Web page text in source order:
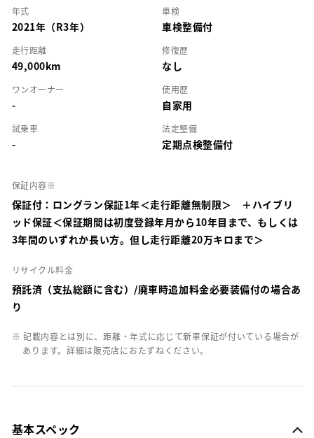
年式
2021年（R3年）
車検
車検整備付
走行距離
49,000km
修復歴
なし
ワンオーナー
-
使用歴
自家用
試乗車
-
法定整備
定期点検整備付
保証内容※
保証付：ロングラン保証1年＜走行距離無制限＞ ＋ハイブリ
ッド保証＜保証期間は初度登録年月から10年目まで、もしくは
3年間のいずれか長い方。但し走行距離20万キロまで＞
リサイクル料金
預託済（支払総額に含む）/廃車時追加料金必要装備付の場合あ
り
※ 記載内容とは別に、距離・年式に応じて新車保証が付いている場合が
あります。詳細は販売店におたずねください。
基本スペック